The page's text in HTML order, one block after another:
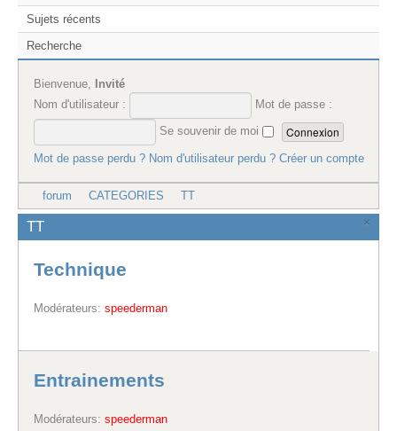
Sujets récents
Recherche
Bienvenue,
Invité
Nom d'utilisateur :
Mot de passe :
Se souvenir de moi
Mot de passe perdu ? Nom d'utilisateur perdu ? Créer un compte
forum CATEGORIES
TT
×
TT
Technique
Modérateurs: speederman
Entrainements
Modérateurs: speederman